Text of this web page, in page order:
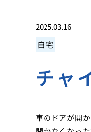
2025.03.16
自宅
チャ
車のドアが開